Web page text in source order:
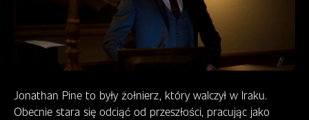
Jonathan Pine to były żołnierz, który walczył w Iraku.
Obecnie stara się odciąć od przeszłości, pracując jako